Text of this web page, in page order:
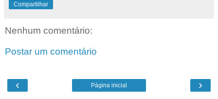
Compartilhar
Nenhum comentário:
Postar um comentário
‹ ›
Página inicial